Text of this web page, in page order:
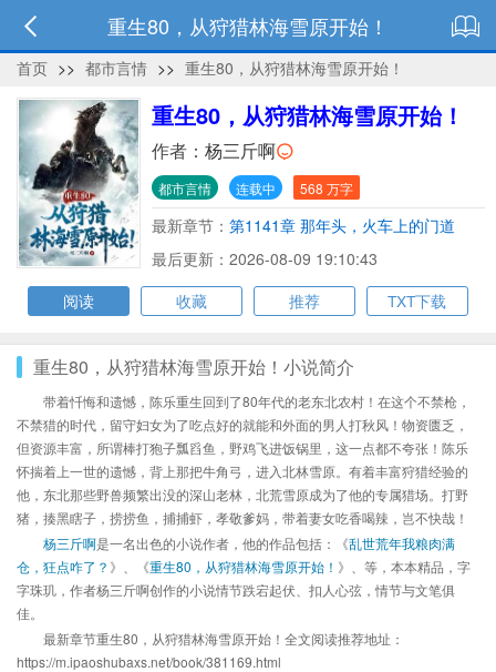
重生80，从狩猎林海雪原开始！
首页 >> 都市言情 >> 重生80，从狩猎林海雪原开始！
重生80，从狩猎林海雪原开始！
作者： 杨三斤啊
都市言情 连载中 568 万字
最新章节： 第1141章 那年头，火车上的门道
多！！
最后更新：2026-08-09 19:10:43
阅读
收藏 推荐 TXT下载
重生80，从狩猎林海雪原开始！小说简介
带着忏悔和遗憾，陈乐重生回到了80年代的老东北农村！在这个不禁枪，
不禁猎的时代，留守妇女为了吃点好的就能和外面的男人打秋风！物资匮乏，
但资源丰富，所谓棒打狍子瓢舀鱼，野鸡飞进饭锅里，这一点都不夸张！陈乐
怀揣着上一世的遗憾，背上那把牛角弓，进入北林雪原。有着丰富狩猎经验的
他，东北那些野兽频繁出没的深山老林，北荒雪原成为了他的专属猎场。打野
猪，揍黑瞎子，捞捞鱼，捕捕虾，孝敬爹妈，带着妻女吃香喝辣，岂不快哉！
杨三斤啊是一名出色的小说作者，他的作品包括：《乱世荒年我粮肉满
仓，狂点咋了？ 》、《重生80，从狩猎林海雪原开始！ 》、等，本本精品，字
字珠玑，作者杨三斤啊创作的小说情节跌宕起伏、扣人心弦，情节与文笔俱
佳。
最新章节重生80，从狩猎林海雪原开始！全文阅读推荐地址：
https://m.ipaoshubaxs.net/book/381169.html